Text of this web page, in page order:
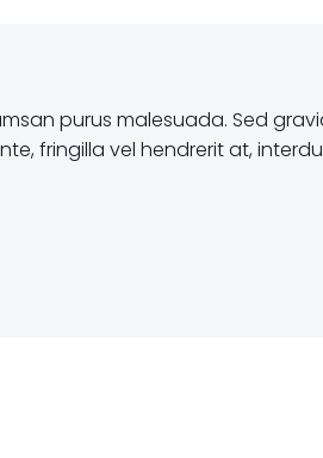
purus malesuada. Sed
fringilla vel hendrerit at,